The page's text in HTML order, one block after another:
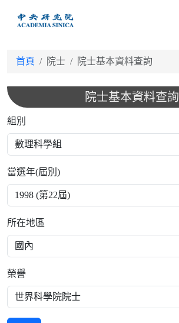
首頁 院士 院士基本資料查詢
院士基本資料查詢
組別
當選年(屆別)
所在地區
榮譽